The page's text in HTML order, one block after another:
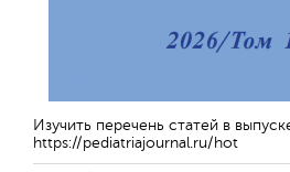
Изучить перечень статей в
https://pediatriajournal.ru/hot